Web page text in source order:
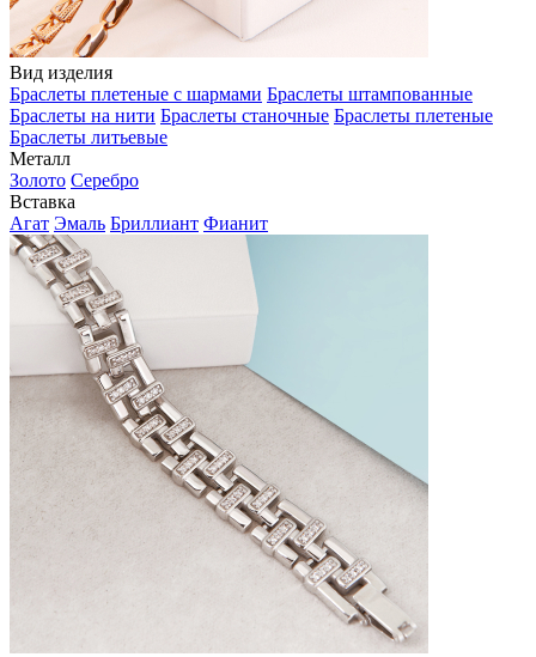
Вид изделия
Браслеты плетеные с шармами Браслеты штампованные
Браслеты на нити Браслеты станочные Браслеты плетеные
Браслеты литьевые
Металл
Золото Серебро
Вставка
Агат Эмаль Бриллиант Фианит